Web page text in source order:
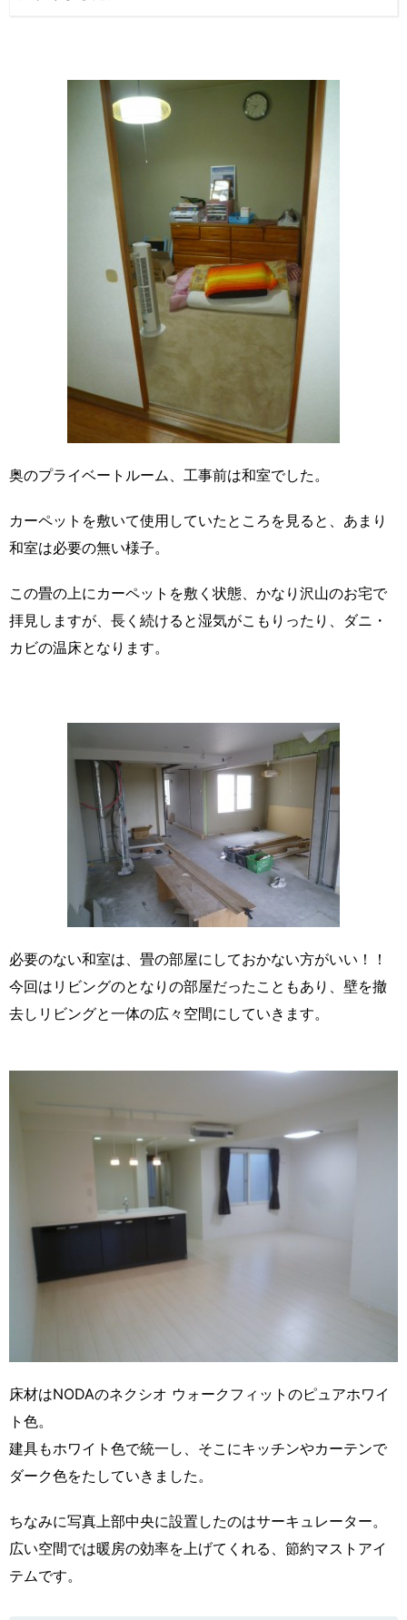
奥のプライベートルーム、工事前は和室でした。
カーペットを敷いて使用していたところを見ると、あまり
和室は必要の無い様子。
この畳の上にカーペットを敷く状態、かなり沢山のお宅で
拝見しますが、長く続けると湿気がこもりったり、ダニ・
カビの温床となります。
必要のない和室は、畳の部屋にしておかない方がいい！！
今回はリビングのとなりの部屋だったこともあり、壁を撤
去しリビングと一体の広々空間にしていきます。
床材はNODAのネクシオ ウォークフィットのピュアホワイ
ト色。
建具もホワイト色で統一し、そこにキッチンやカーテンで
ダーク色をたしていきました。
ちなみに写真上部中央に設置したのはサーキュレーター。
広い空間では暖房の効率を上げてくれる、節約マストアイ
テムです。